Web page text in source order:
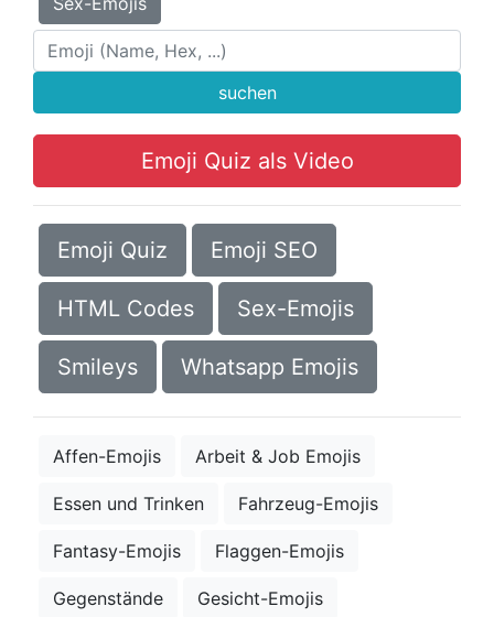
suchen
Emoji Quiz als Video
Emoji Quiz Emoji SEO
HTML Codes Sex-Emojis
Smileys Whatsapp Emojis
Affen-Emojis Arbeit & Job Emojis
Essen und Trinken Fahrzeug-Emojis
Fantasy-Emojis Flaggen-Emojis
Gegenstände Gesicht-Emojis